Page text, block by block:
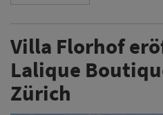
Villa Florhof
Lalique
Zürich